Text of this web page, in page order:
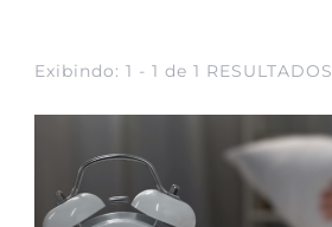
Exibindo: 1 - 1 de 1 RESULTADOS